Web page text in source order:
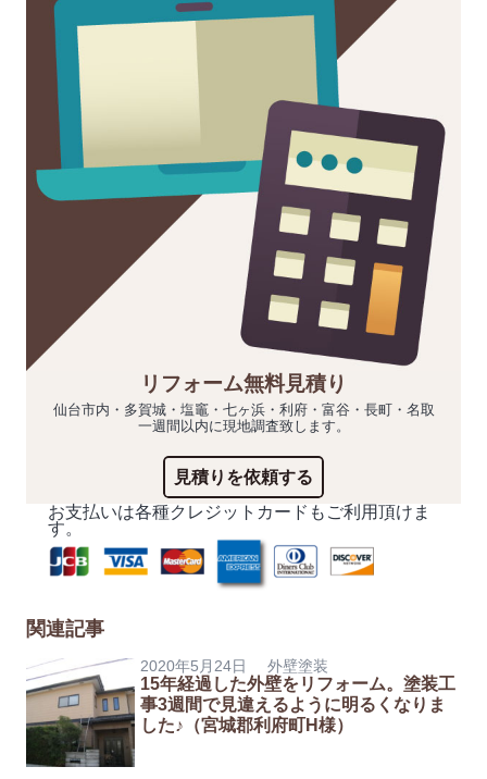
リフォーム無料見積り
仙台市内・多賀城・塩竈・七ヶ浜・利府・富谷・長町・名取
一週間以内に現地調査致します。
見積りを依頼する
お支払いは各種クレジットカードもご利用頂けま
す。
関連記事
2020年5月24日 外壁塗装
15年経過した外壁をリフォーム。塗装工
事3週間で見違えるように明るくなりま
した♪（宮城郡利府町H様）